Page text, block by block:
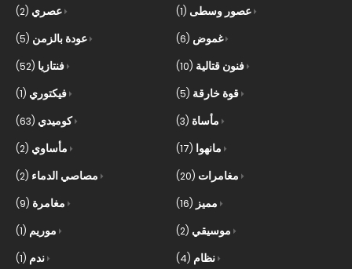
عصري (2) عصور وسطى (1)
عودة بالزمن (5) غموض (6)
فنتازيا (52) فنون قتالية (10)
فيكتوري (1) قوة خارقة (5)
كوميدي (63) مأساة (3)
مأساوي (2) مانهوا (17)
مصاصي الدماء (2) مغامرات (20)
مغامرة (9) مميز (16)
موريم (1) موسيقي (2)
ندم (1) نظام (4)